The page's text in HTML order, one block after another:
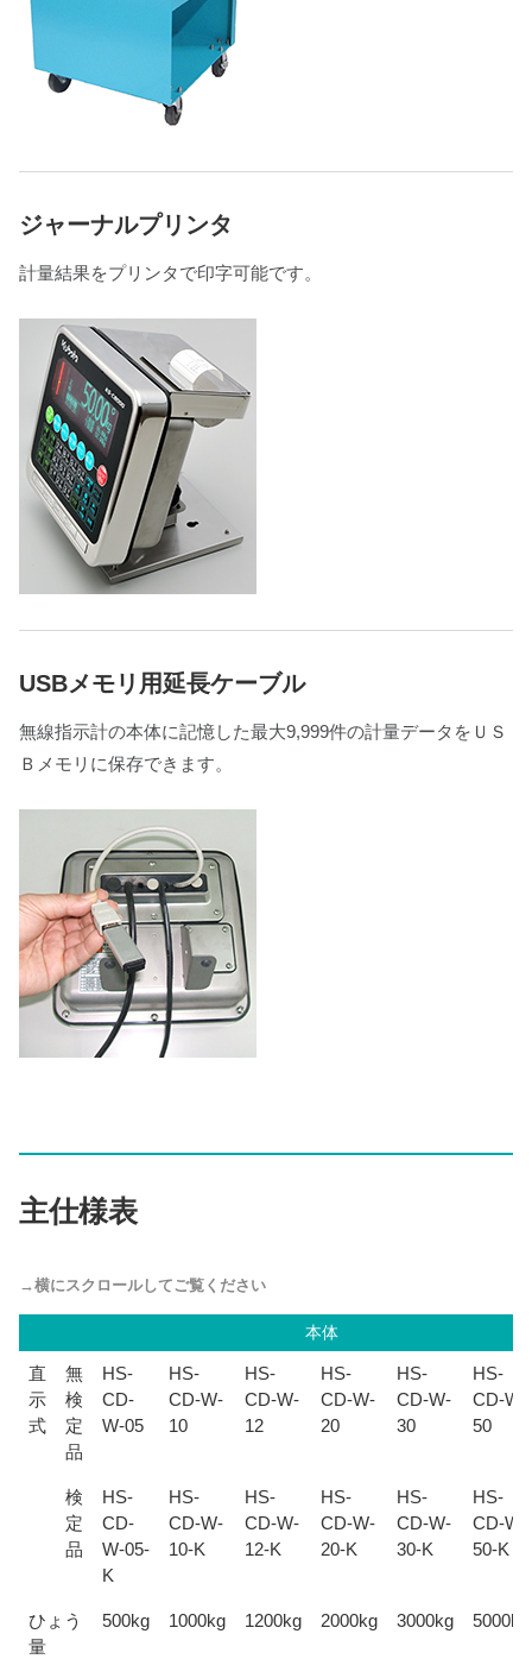
ジャーナルプリンタ
計量結果をプリンタで印字可能です。
USBメモリ用延長ケーブル
無線指示計の本体に記憶した最大9,999件の計量データをＵＳ
Ｂメモリに保存できます。
主仕様表
本体
直
示
式
無
検
定
品
HS-
CD-
W-05
HS-
CD-W-
10
HS-
CD-W-
12
HS-
CD-W-
20
HS-
CD-W-
30
HS-
CD-W-
50
検
定
品
HS-
CD-
W-05-
K
HS-
CD-W-
10-K
HS-
CD-W-
12-K
HS-
CD-W-
20-K
HS-
CD-W-
30-K
HS-
CD-W-
50-K
ひょう
量
500kg 1000kg 1200kg 2000kg 3000kg 5000kg